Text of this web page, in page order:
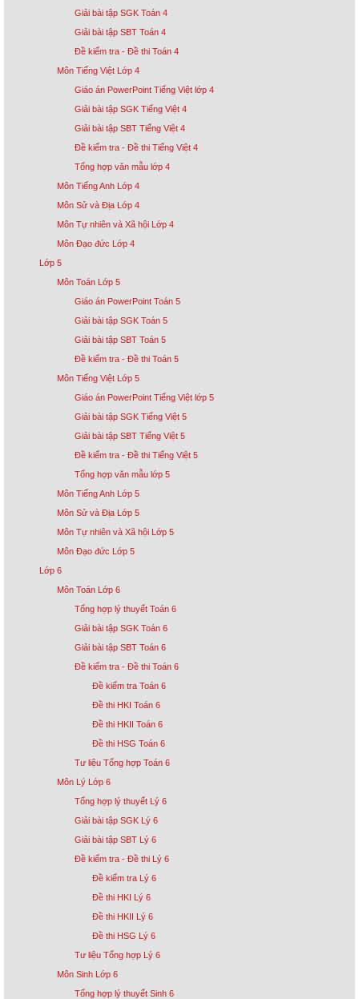
Giải bài tập SGK Toán 4
Giải bài tập SBT Toán 4
Đề kiểm tra - Đề thi Toán 4
Môn Tiếng Việt Lớp 4
Giáo án PowerPoint Tiếng Việt lớp 4
Giải bài tập SGK Tiếng Việt 4
Giải bài tập SBT Tiếng Việt 4
Đề kiểm tra - Đề thi Tiếng Việt 4
Tổng hợp văn mẫu lớp 4
Môn Tiếng Anh Lớp 4
Môn Sử và Địa Lớp 4
Môn Tự nhiên và Xã hội Lớp 4
Môn Đạo đức Lớp 4
Lớp 5
Môn Toán Lớp 5
Giáo án PowerPoint Toán 5
Giải bài tập SGK Toán 5
Giải bài tập SBT Toán 5
Đề kiểm tra - Đề thi Toán 5
Môn Tiếng Việt Lớp 5
Giáo án PowerPoint Tiếng Việt lớp 5
Giải bài tập SGK Tiếng Việt 5
Giải bài tập SBT Tiếng Việt 5
Đề kiểm tra - Đề thi Tiếng Việt 5
Tổng hợp văn mẫu lớp 5
Môn Tiếng Anh Lớp 5
Môn Sử và Địa Lớp 5
Môn Tự nhiên và Xã hội Lớp 5
Môn Đạo đức Lớp 5
Lớp 6
Môn Toán Lớp 6
Tổng hợp lý thuyết Toán 6
Giải bài tập SGK Toán 6
Giải bài tập SBT Toán 6
Đề kiểm tra - Đề thi Toán 6
Đề kiểm tra Toán 6
Đề thi HKI Toán 6
Đề thi HKII Toán 6
Đề thi HSG Toán 6
Tư liệu Tổng hợp Toán 6
Môn Lý Lớp 6
Tổng hợp lý thuyết Lý 6
Giải bài tập SGK Lý 6
Giải bài tập SBT Lý 6
Đề kiểm tra - Đề thi Lý 6
Đề kiểm tra Lý 6
Đề thi HKI Lý 6
Đề thi HKII Lý 6
Đề thi HSG Lý 6
Tư liệu Tổng hợp Lý 6
Môn Sinh Lớp 6
Tổng hợp lý thuyết Sinh 6